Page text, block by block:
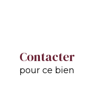
Contacter
pour ce bien